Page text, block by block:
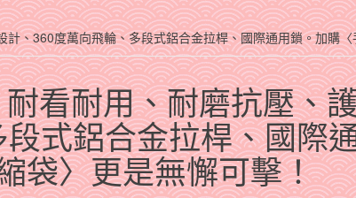
、360度萬向飛輪、多段式鋁合金拉桿、國際通用鎖。加購
耐看耐用、耐磨抗壓、
式鋁合金拉桿、國際
袋〉更是無懈可擊！